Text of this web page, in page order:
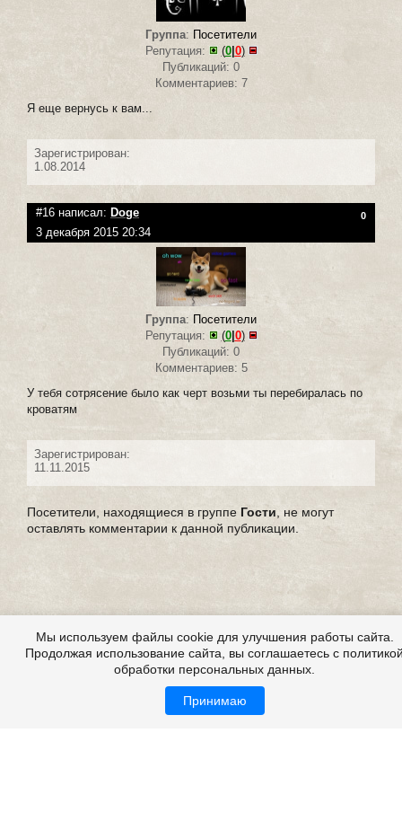
Группа: Посетители
Репутация:
(0| 0)
Публикаций: 0
Комментариев: 7
Я еще вернусь к вам...
Зарегистрирован:
1.08.2014
#16 написал: Doge 0
3 декабря 2015 20:34
Группа: Посетители
Репутация:
(0| 0)
Публикаций: 0
Комментариев: 5
У тебя сотрясение было как черт возьми ты перебиралась по
кроватям
Зарегистрирован:
11.11.2015
Посетители, находящиеся в группе Гости, не могут
оставлять комментарии к данной публикации.
Мы используем файлы cookie для улучшения работы сайта.
Продолжая использование сайта, вы соглашаетесь с
обработки персональных данных.
Принимаю